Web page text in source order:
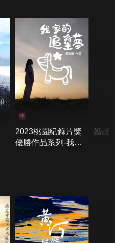
2023桃園紀錄片獎
優勝作品系列-我家
婚謎